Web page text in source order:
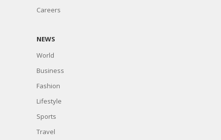
Careers
NEWS
World
Business
Fashion
Lifestyle
Sports
Travel